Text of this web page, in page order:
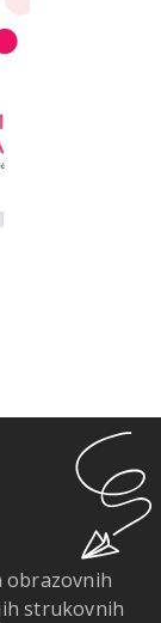
obrazovnih
strukovnih